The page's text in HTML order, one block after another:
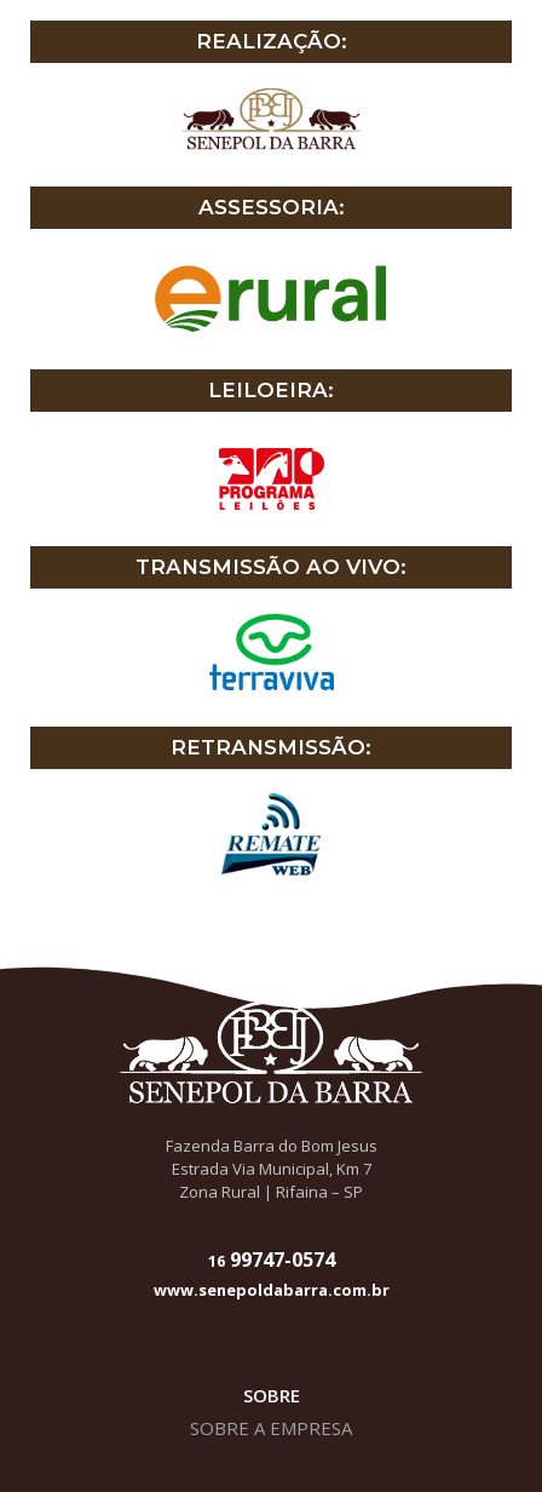
REALIZAÇÃO:
ASSESSORIA:
LEILOEIRA:
TRANSMISSÃO AO VIVO:
RETRANSMISSÃO:
Fazenda Barra do Bom Jesus
Estrada Via Municipal, Km 7
Zona Rural | Rifaina – SP
1699747-0574
www.senepoldabarra.com.br
SOBRE
SOBRE A EMPRESA